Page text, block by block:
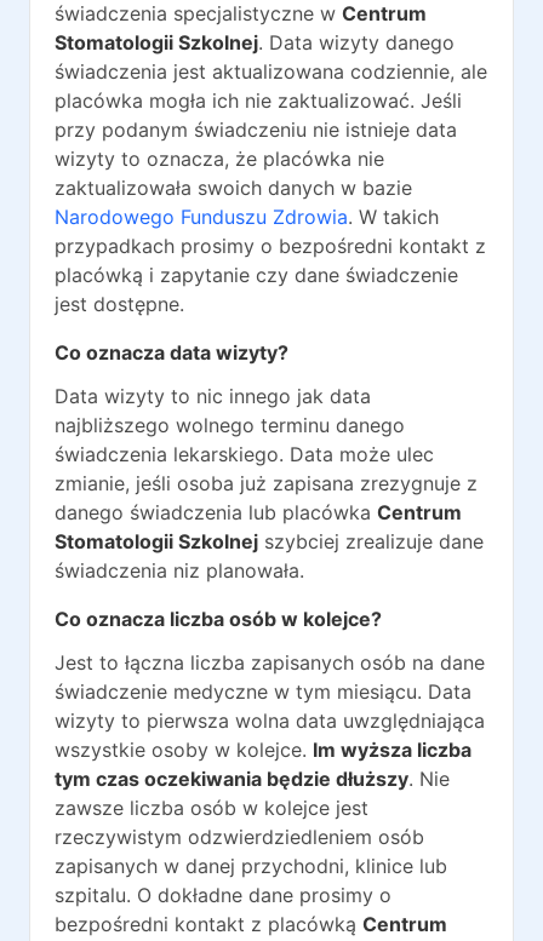
świadczenia specjalistyczne w Centrum
Stomatologii Szkolnej. Data wizyty danego
świadczenia jest aktualizowana codziennie, ale
placówka mogła ich nie zaktualizować. Jeśli
przy podanym świadczeniu nie istnieje data
wizyty to oznacza, że placówka nie
zaktualizowała swoich danych w bazie
Narodowego Funduszu Zdrowia. W takich
przypadkach prosimy o bezpośredni kontakt z
placówką i zapytanie czy dane świadczenie
jest dostępne.
Co oznacza data wizyty?
Data wizyty to nic innego jak data
najbliższego wolnego terminu danego
świadczenia lekarskiego. Data może ulec
zmianie, jeśli osoba już zapisana zrezygnuje z
danego świadczenia lub placówka Centrum
Stomatologii Szkolnej szybciej zrealizuje dane
świadczenia niz planowała.
Co oznacza liczba osób w kolejce?
Jest to łączna liczba zapisanych osób na dane
świadczenie medyczne w tym miesiącu. Data
wizyty to pierwsza wolna data uwzględniająca
wszystkie osoby w kolejce. Im wyższa liczba
tym czas oczekiwania będzie dłuższy. Nie
zawsze liczba osób w kolejce jest
rzeczywistym odzwierdziedleniem osób
zapisanych w danej przychodni, klinice lub
szpitalu. O dokładne dane prosimy o
bezpośredni kontakt z placówką Centrum